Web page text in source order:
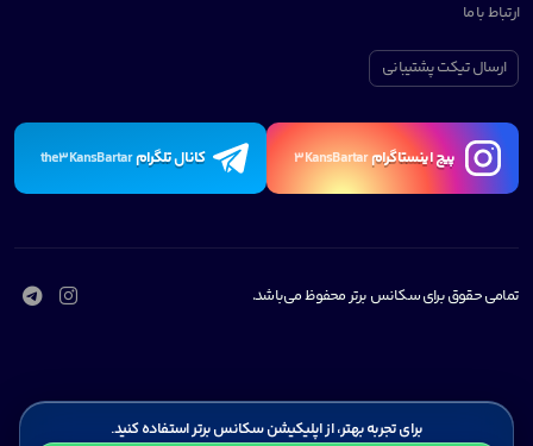
ارتباط با ما
ارسال تیکت پشتیبانی
پیچ اینستاگرام3KansBartar کانال تلگرامthe3KansBartar
تمامی حقوق برای سکانس برتر محفوظ می‌باشد.
برای تجربه بهتر، از اپلیکیشن سکانس برتر استفاده کنید.